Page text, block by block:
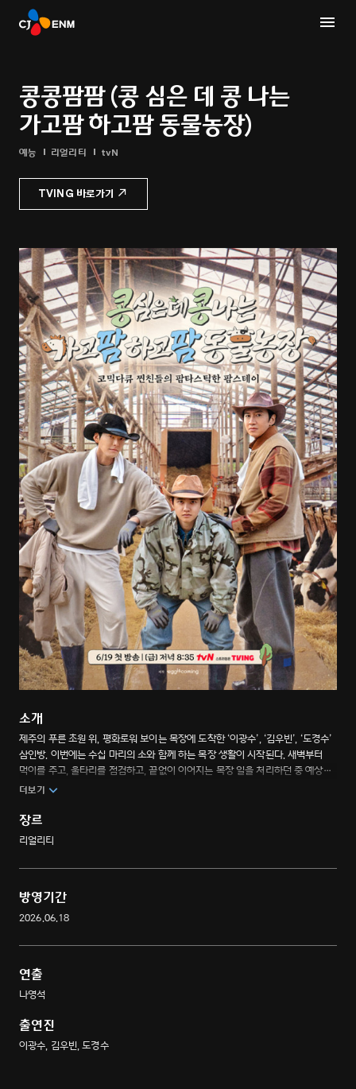
콩콩팜팜 (콩 심은 데 콩 나는
가고팜 하고팜 동물농장)
예능 리얼리티 tvN
TVING 바로가기
소개
제주의 푸른 초원 위, 평화로워 보이는 목장에 도착한 ‘이광수’, ‘김우빈’, ‘도경수’
삼인방. 이번에는 수십 마리의 소와 함께 하는 목장 생활이 시작된다. 새벽부터
먹이를 주고, 울타리를 점검하고, 끝없이 이어지는 목장 일을 처리하던 중 예상치
못한 돌발 상황까지 일어나고 만다. 웃음과 우정, 제주 자연의 낭만이 어우러진
더보기
장르
리얼리티
방영기간
2026.06.18
연출
나영석
출연진
이광수, 김우빈, 도경수